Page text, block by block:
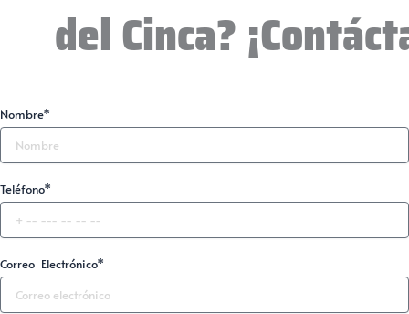
del Cinca?
Nombre*
Teléfono*
Correo Electrónico*